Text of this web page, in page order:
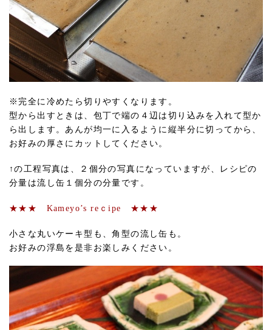
※完全に冷めたら切りやすくなります。
型から出すときは、包丁で端の４辺は切り込みを入れて型か
ら出します。あんが均一に入るように縦半分に切ってから、
お好みの厚さにカットしてください。
↑の工程写真は、２個分の写真になっていますが、レシピの
分量は流し缶１個分の分量です。
★★★ Kameyo’s reｃipe ★★★
小さな丸いケーキ型も、角型の流し缶も。
お好みの浮島を是非お楽しみください。